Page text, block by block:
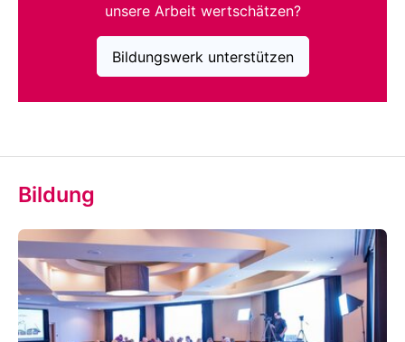
unsere Arbeit wertschätzen?
Bildungswerk unterstützen
Bildung